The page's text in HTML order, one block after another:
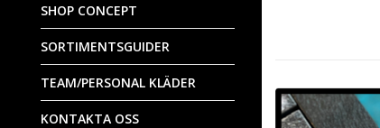
SHOP CONCEPT
SORTIMENTSGUIDER
TEAM/PERSONAL KLÄDER
KONTAKTA OSS